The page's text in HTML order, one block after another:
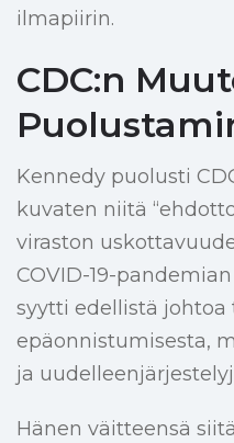
ilmapiirin.
CDC:n
Kennedy puolusti
kuvaten niitä
viraston
COVID-19-
syytti edellistä johtoa
epäonnistumisesta,
ja
Hänen väitteensä